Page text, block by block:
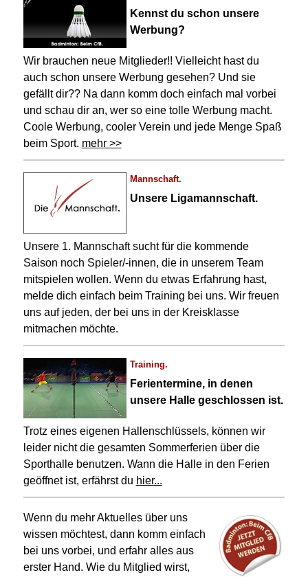
Kennst du schon unsere
Werbung?
Wir brauchen neue Mitglieder!! Vielleicht hast du
auch schon unsere Werbung gesehen? Und sie
gefällt dir?? Na dann komm doch einfach mal vorbei
und schau dir an, wer so eine tolle Werbung macht.
Coole Werbung, cooler Verein und jede Menge Spaß
beim Sport. mehr >>
Mannschaft.
Unsere Ligamannschaft.
Unsere 1. Mannschaft sucht für die kommende
Saison noch Spieler/-innen, die in unserem Team
mitspielen wollen. Wenn du etwas Erfahrung hast,
melde dich einfach beim Training bei uns. Wir freuen
uns auf jeden, der bei uns in der Kreisklasse
mitmachen möchte.
Training.
Ferientermine, in denen
unsere Halle geschlossen ist.
Trotz eines eigenen Hallenschlüssels, können wir
leider nicht die gesamten Sommerferien über die
Sporthalle benutzen. Wann die Halle in den Ferien
geöffnet ist, erfährst du hier...
Wenn du mehr Aktuelles über uns
wissen möchtest, dann komm einfach
bei uns vorbei, und erfahr alles aus
erster Hand. Wie du Mitglied wirst,